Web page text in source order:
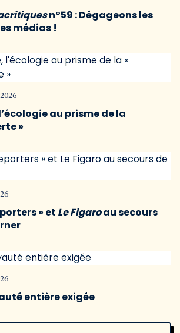
n°59 : Dégageons les
médias !
au prisme de la
»
» et Le Figaroau secours
entière exigée